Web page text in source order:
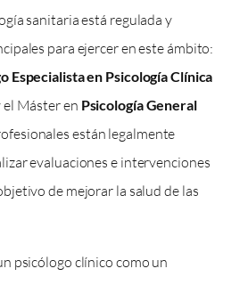
sanitaria está regulada y
para ejercer en este ámbito:
Especialista en Psicología Clínica
Máster en Psicología General
están legalmente
evaluaciones e intervenciones
de mejorar la salud de las
psicólogo clínico como un